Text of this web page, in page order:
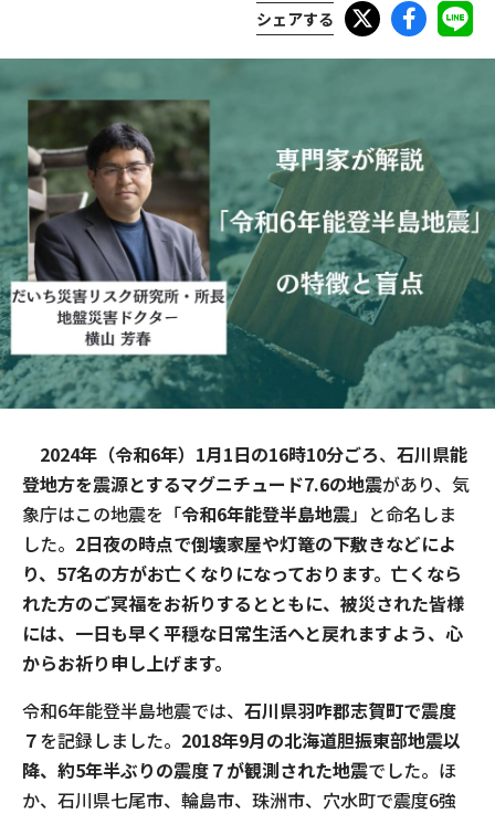
現場事例・お役立ちコラム
さくら事務所について
採用情報
シェアする
2024年（令和6年）1月1日の16時10分ごろ、 石川県能
登地方を震源とするマグニチュード7.6の地震があり、気
象庁はこの地震を「令和6年能登半島地震」と命名しま
した。 2日夜の時点で倒壊家屋や灯篭の下敷きなどによ
り、57名の方がお亡くなりになっております。亡くなら
れた方のご冥福をお祈りするとともに、被災された皆様
には、一日も早く平穏な日常生活へと戻れますよう、心
からお祈り申し上げます。
令和6年能登半島地震では、 石川県羽咋郡志賀町で震度
７を記録しました。 2018年9月の北海道胆振東部地震以
降、約5年半ぶりの震度７が観測された地震でした。ほ
か、石川県七尾市、輪島市、珠洲市、穴水町で震度6強